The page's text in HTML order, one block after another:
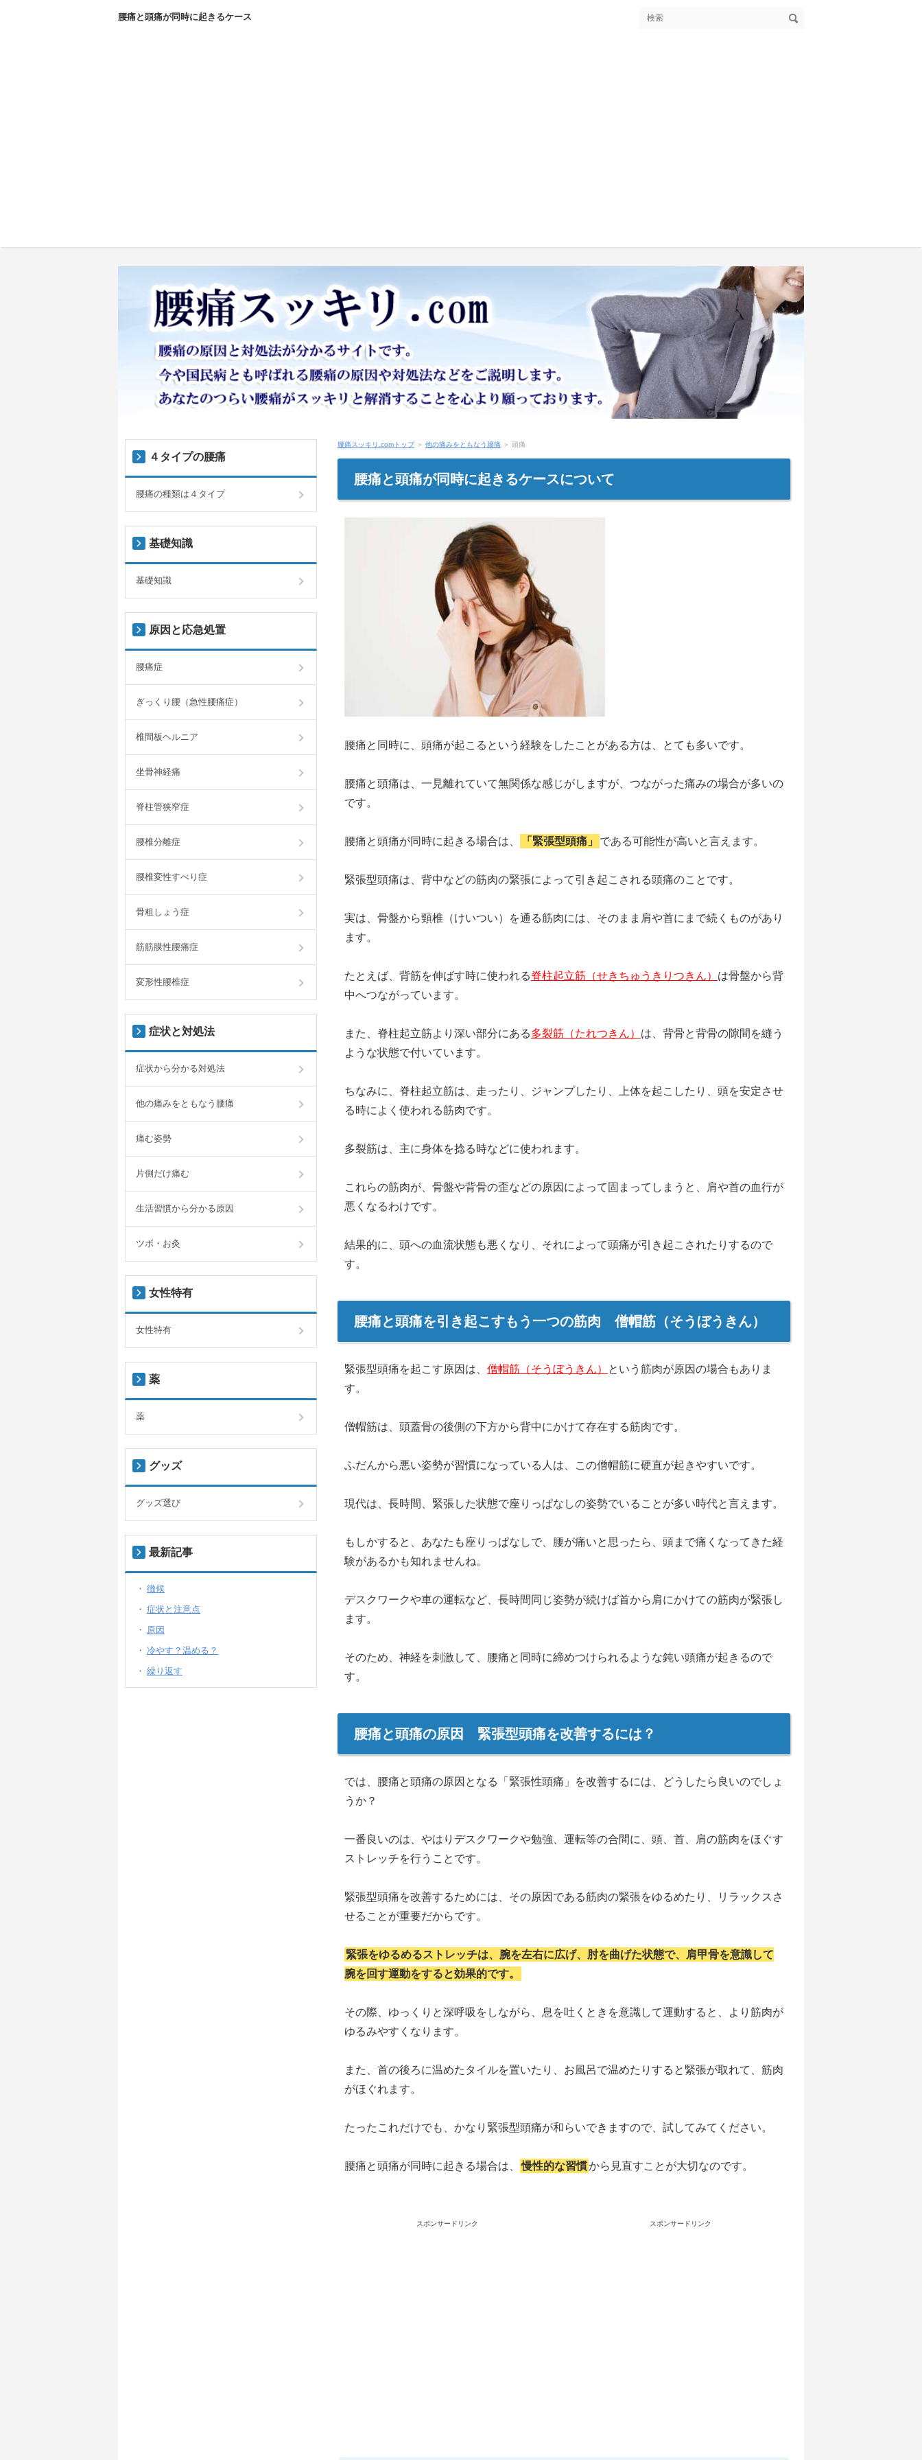
腰痛と頭痛が同時に起きるケース
腰痛スッキリ.comトップ＞ 他の痛みをともなう腰痛 ＞ 頭痛
腰痛と頭痛が同時に起きるケースについて
腰痛と同時に、頭痛が起こるという経験をしたことがある方は、とても多いです。
腰痛と頭痛は、一見離れていて無関係な感じがしますが、つながった痛みの場合が多いの
です。
腰痛と頭痛が同時に起きる場合は、 「緊張型頭痛」 である可能性が高いと言えます。
緊張型頭痛は、背中などの筋肉の緊張によって引き起こされる頭痛のことです。
実は、骨盤から頸椎（けいつい）を通る筋肉には、そのまま肩や首にまで続くものがあり
ます。
たとえば、背筋を伸ばす時に使われる脊柱起立筋（せきちゅうきりつきん） は骨盤から背
中へつながっています。
また、脊柱起立筋より深い部分にある多裂筋（たれつきん） は、背骨と背骨の隙間を縫う
ような状態で付いています。
ちなみに、脊柱起立筋は、走ったり、ジャンプしたり、上体を起こしたり、頭を安定させ
る時によく使われる筋肉です。
多裂筋は、主に身体を捻る時などに使われます。
これらの筋肉が、骨盤や背骨の歪などの原因によって固まってしまうと、肩や首の血行が
悪くなるわけです。
結果的に、頭への血流状態も悪くなり、それによって頭痛が引き起こされたりするので
す。
腰痛と頭痛を引き起こすもう一つの筋肉 僧帽筋（そうぼうきん）
緊張型頭痛を起こす原因は、 僧帽筋（そうぼうきん）
という筋肉が原因の場合もありま
す。
僧帽筋は、頭蓋骨の後側の下方から背中にかけて存在する筋肉です。
ふだんから悪い姿勢が習慣になっている人は、この僧帽筋に硬直が起きやすいです。
現代は、長時間、緊張した状態で座りっぱなしの姿勢でいることが多い時代と言えます。
もしかすると、あなたも座りっぱなしで、腰が痛いと思ったら、頭まで痛くなってきた経
験があるかも知れませんね。
デスクワークや車の運転など、長時間同じ姿勢が続けば首から肩にかけての筋肉が緊張し
ます。
そのため、神経を刺激して、腰痛と同時に締めつけられるような鈍い頭痛が起きるので
す。
腰痛と頭痛の原因 緊張型頭痛を改善するには？
では、腰痛と頭痛の原因となる「緊張性頭痛」を改善するには、どうしたら良いのでしょ
うか？
一番良いのは、やはりデスクワークや勉強、運転等の合間に、頭、首、肩の筋肉をほぐす
ストレッチを行うことです。
緊張型頭痛を改善するためには、その原因である筋肉の緊張をゆるめたり、リラックスさ
せることが重要だからです。
緊張をゆるめるストレッチは、腕を左右に広げ、肘を曲げた状態で、肩甲骨を意識して
腕を回す運動をすると効果的です。
その際、ゆっくりと深呼吸をしながら、息を吐くときを意識して運動すると、より筋肉が
ゆるみやすくなります。
また、首の後ろに温めたタイルを置いたり、お風呂で温めたりすると緊張が取れて、筋肉
がほぐれます。
たったこれだけでも、かなり緊張型頭痛が和らいできますので、試してみてください。
腰痛と頭痛が同時に起きる場合は、 慢性的な習慣から見直すことが大切なのです。
スポンサードリンク スポンサードリンク
４タイプの腰痛
腰痛の種類は４タイプ
基礎知識
基礎知識
原因と応急処置
腰痛症
ぎっくり腰（急性腰痛症）
椎間板ヘルニア
坐骨神経痛
脊柱管狭窄症
腰椎分離症
腰椎変性すべり症
骨粗しょう症
筋筋膜性腰痛症
変形性腰椎症
症状と対処法
症状から分かる対処法
他の痛みをともなう腰痛
痛む姿勢
片側だけ痛む
生活習慣から分かる原因
ツボ・お灸
女性特有
女性特有
薬
薬
グッズ
グッズ選び
最新記事
徴候
症状と注意点
原因
冷やす？温める？
繰り返す